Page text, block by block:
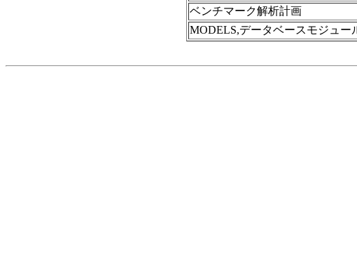
ベンチマーク解析計画
MODELS,データベースモジュー